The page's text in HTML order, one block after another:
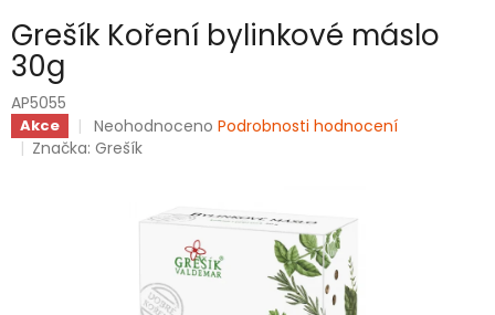
Grešík Koření bylinkové máslo
30g
AP5055
Akce
Průměrné
hodnocení
Neohodnoceno Podrobnosti hodnocení
Značka:Grešík